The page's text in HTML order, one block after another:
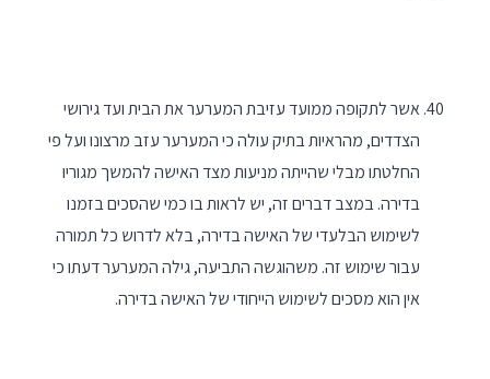
אשר לתקופה ממועד עזיבת המערער את הבית ועד גירושי
הצדדים, מהראיות בתיק עולה כי המערער עזב מרצונו ועל פי
החלטתו מבלי שהייתה מניעות מצד האישה להמשך מגוריו
בדירה. במצב דברים זה, יש לראות בו כמי שהסכים בזמנו
לשימוש הבלעדי של האישה בדירה, בלא לדרוש כל תמורה
עבור שימוש זה. משהוגשה התביעה, גילה המערער דעתו כי
אין הוא מסכים לשימוש הייחודי של האישה בדירה.